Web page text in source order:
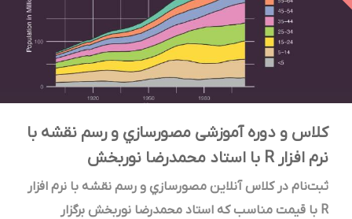
کلاس و دوره آموزشی مصورسازي و رسم نقشه با
نرم افزار R با استاد محمدرضا نوربخش
ثبت‌نام در کلاس آنلاین مصورسازي و رسم نقشه با نرم افزار
R با قیمت مناسب که استاد محمدرضا نوربخش برگزار